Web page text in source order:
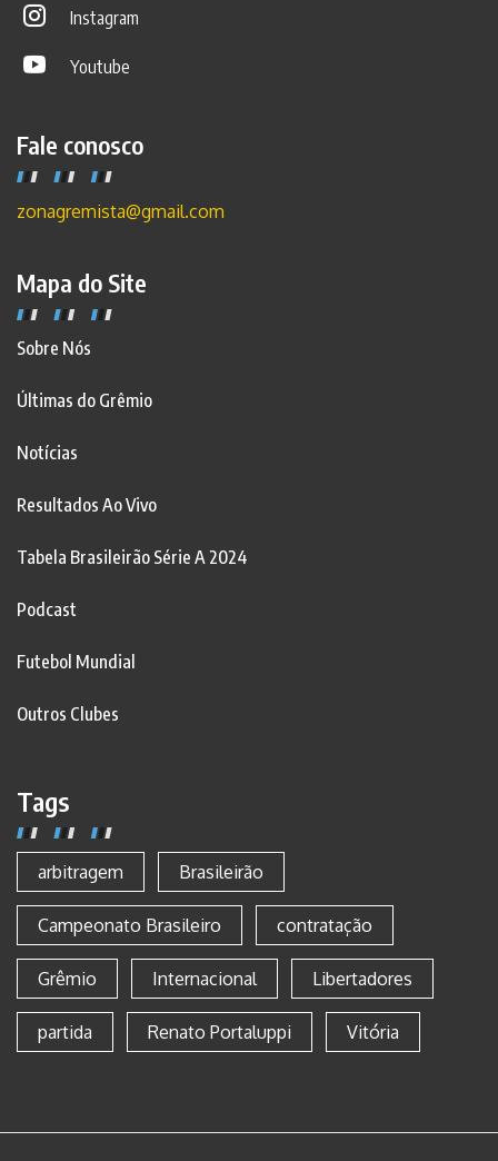
Instagram
Youtube
Fale conosco
zonagremista@gmail.com
Mapa do Site
Sobre Nós
Últimas do Grêmio
Notícias
Resultados Ao Vivo
Tabela Brasileirão Série A 2024
Podcast
Futebol Mundial
Outros Clubes
Tags
arbitragem Brasileirão
Campeonato Brasileiro contratação
Grêmio Internacional Libertadores
partida Renato Portaluppi Vitória